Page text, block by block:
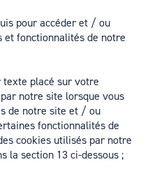
pour accéder et / ou
et fonctionnalités de notre
placé sur votre
notre site lorsque vous
de notre site et / ou
fonctionnalités de
cookies utilisés par notre
la section 13 ci-dessous ;